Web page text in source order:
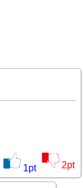
1pt 2pt